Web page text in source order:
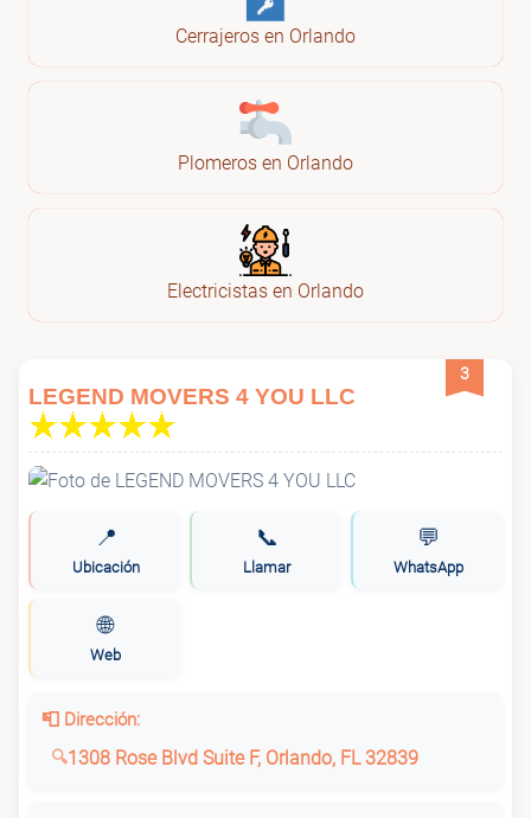
Cerrajeros en Orlando
Plomeros en Orlando
Electricistas en Orlando
3
LEGEND MOVERS 4 YOU LLC
📍
Ubicación
📞
Llamar
💬
WhatsApp
🌐
Web
📮 Dirección:
1308 Rose Blvd Suite F, Orlando, FL 32839